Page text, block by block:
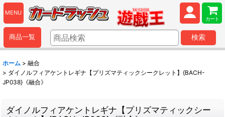
MENU
カート
商品一覧 検索
ホーム > 融合
> ダイノルフィアケントレギナ【プリズマティックシークレット】{BACH-
JP038}《融合》
ダイノルフィアケントレギナ【プリズマティックシー